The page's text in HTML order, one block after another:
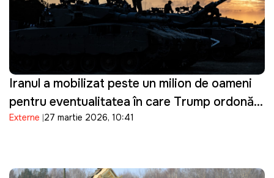
Iranul a mobilizat peste un milion de oameni
pentru eventualitatea în care Trump ordonă o
invazie terestră
Externe 27 martie 2026, 10:41